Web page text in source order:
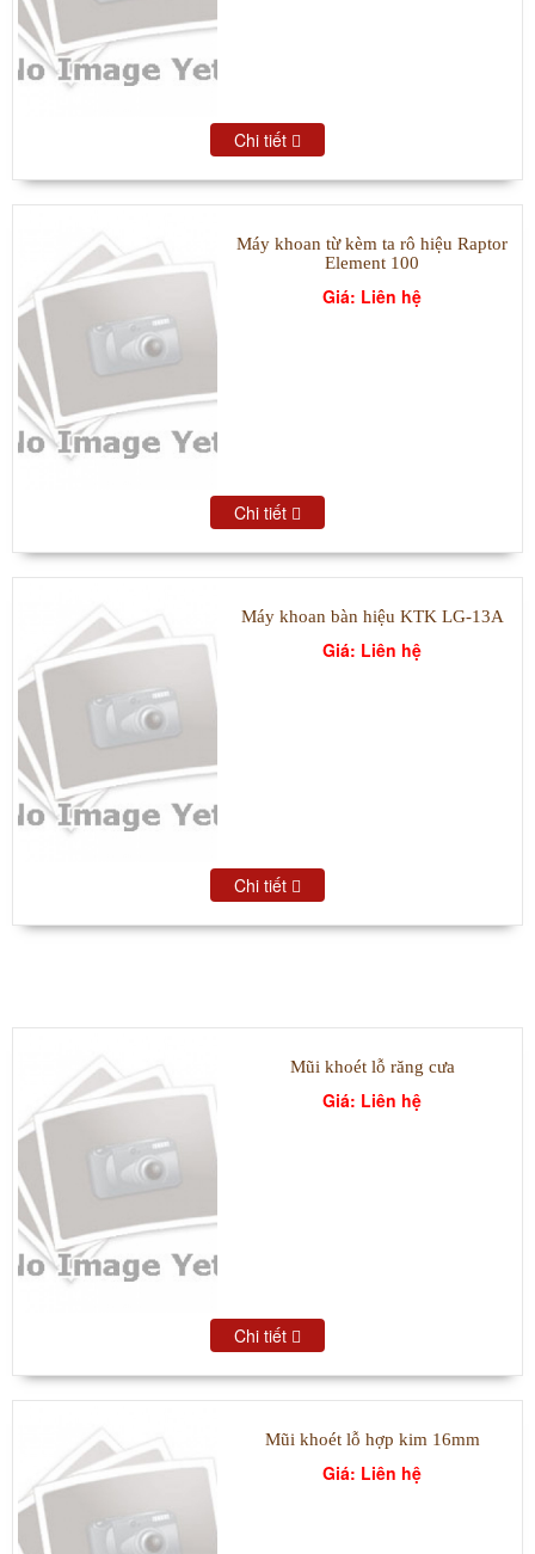
Chi tiết
Máy khoan từ kèm ta rô hiệu Raptor
Element 100
Giá: Liên hệ
Chi tiết
Máy khoan bàn hiệu KTK LG-13A
Giá: Liên hệ
Chi tiết
Mũi khoét lỗ răng cưa
Giá: Liên hệ
Chi tiết
Mũi khoét lỗ hợp kim 16mm
Giá: Liên hệ